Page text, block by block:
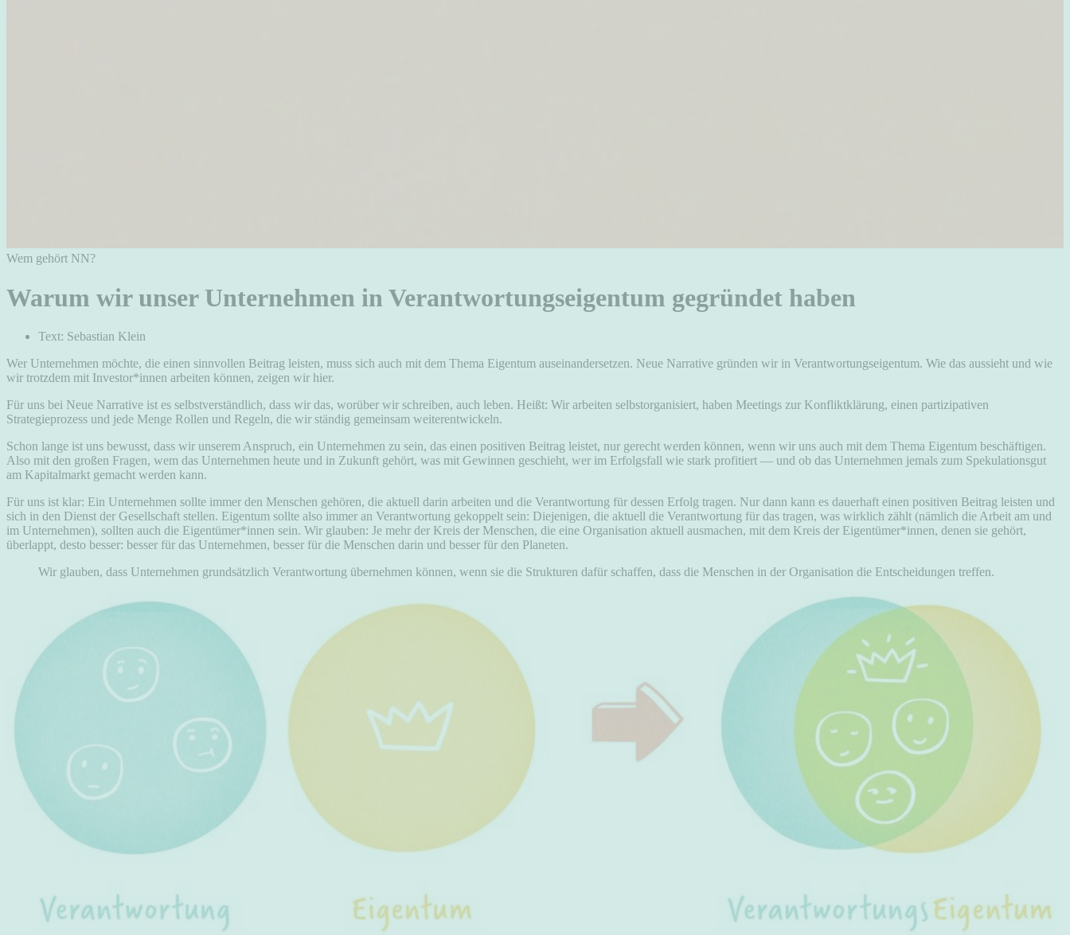
Wem gehört NN?
Warum wir unser Unternehmen in Verantwortungseigentum gegründet haben
Text: Sebastian Klein
Wer Unternehmen möchte, die einen sinnvollen Beitrag leisten, muss sich auch mit dem Thema Eigentum auseinandersetzen. Neue Narrative gründen wir in Verantwortungseigentum. Wie das aussieht und wie
wir trotzdem mit Investor*innen arbeiten können, zeigen wir hier.
Für uns bei Neue Narrative ist es selbstverständlich, dass wir das, worüber wir schreiben, auch leben. Heißt: Wir arbeiten selbstorganisiert, haben Meetings zur Konfliktklärung, einen partizipativen
Strategieprozess und jede Menge Rollen und Regeln, die wir ständig gemeinsam weiterentwickeln.
Schon lange ist uns bewusst, dass wir unserem Anspruch, ein Unternehmen zu sein, das einen positiven Beitrag leistet, nur gerecht werden können, wenn wir uns auch mit dem Thema Eigentum beschäftigen.
Also mit den großen Fragen, wem das Unternehmen heute und in Zukunft gehört, was mit Gewinnen geschieht, wer im Erfolgsfall wie stark profitiert — und ob das Unternehmen jemals zum Spekulationsgut
am Kapitalmarkt gemacht werden kann.
Für uns ist klar: Ein Unternehmen sollte immer den Menschen gehören, die aktuell darin arbeiten und die Verantwortung für dessen Erfolg tragen. Nur dann kann es dauerhaft einen positiven Beitrag leisten und
sich in den Dienst der Gesellschaft stellen. Eigentum sollte also immer an Verantwortung gekoppelt sein: Diejenigen, die aktuell die Verantwortung für das tragen, was wirklich zählt (nämlich die Arbeit am und
im Unternehmen), sollten auch die Eigentümer*innen sein. Wir glauben: Je mehr der Kreis der Menschen, die eine Organisation aktuell ausmachen, mit dem Kreis der Eigentümer*innen, denen sie gehört,
überlappt, desto besser: besser für das Unternehmen, besser für die Menschen darin und besser für den Planeten.
Wir glauben, dass Unternehmen grundsätzlich Verantwortung übernehmen können, wenn sie die Strukturen dafür schaffen, dass die Menschen in der Organisation die Entscheidungen treffen.